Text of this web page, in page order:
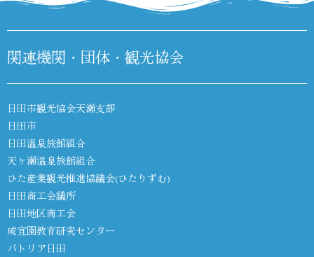
関連機関・団体・観光協会
日田市観光協会天瀬支部
日田市
日田温泉旅館組合
天ヶ瀬温泉旅館組合
ひた産業観光推進協議会(ひたりずむ)
日田商工会議所
日田地区商工会
咸宜園教育研究センター
パトリア日田